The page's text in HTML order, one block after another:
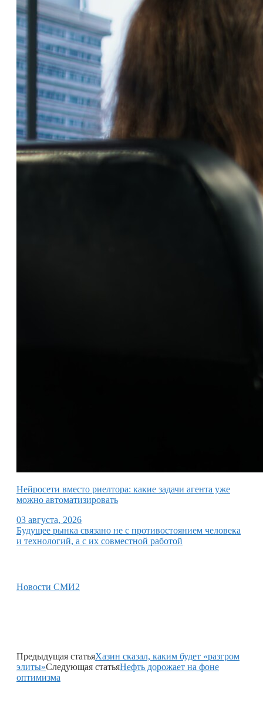
Нейросети вместо риелтора: какие задачи агента уже
можно автоматизировать
03 августа, 2026
Будущее рынка связано не с противостоянием человека
и технологий, а с их совместной работой
Новости СМИ2
Предыдущая статьяХазин сказал, каким будет «разгром
элиты»Следующая статьяНефть дорожает на фоне
оптимизма